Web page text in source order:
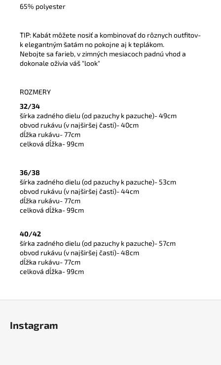
65% polyester
TIP: Kabát môžete nosiť a kombinovať do rôznych outfitov-
k elegantným šatám no pokojne aj k teplákom.
Nebojte sa farieb, v zimných mesiacoch padnú vhod a
dokonale oživia váš "look"
ROZMERY
32/34
šírka zadného dielu (od pazuchy k pazuche)- 49cm
obvod rukávu (v najširšej časti)- 40cm
dĺžka rukávu- 77cm
celková dĺžka- 99cm
36/38
šírka zadného dielu (od pazuchy k pazuche)- 53cm
obvod rukávu (v najširšej časti)- 44cm
dĺžka rukávu- 77cm
celková dĺžka- 99cm
40/42
šírka zadného dielu (od pazuchy k pazuche)- 57cm
obvod rukávu (v najširšej časti)- 48cm
dĺžka rukávu- 77cm
celková dĺžka- 99cm
Instagram